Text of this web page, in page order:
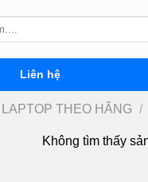
Liên hệ
LAPTOP THEO HÃNG /
Không tìm thấy